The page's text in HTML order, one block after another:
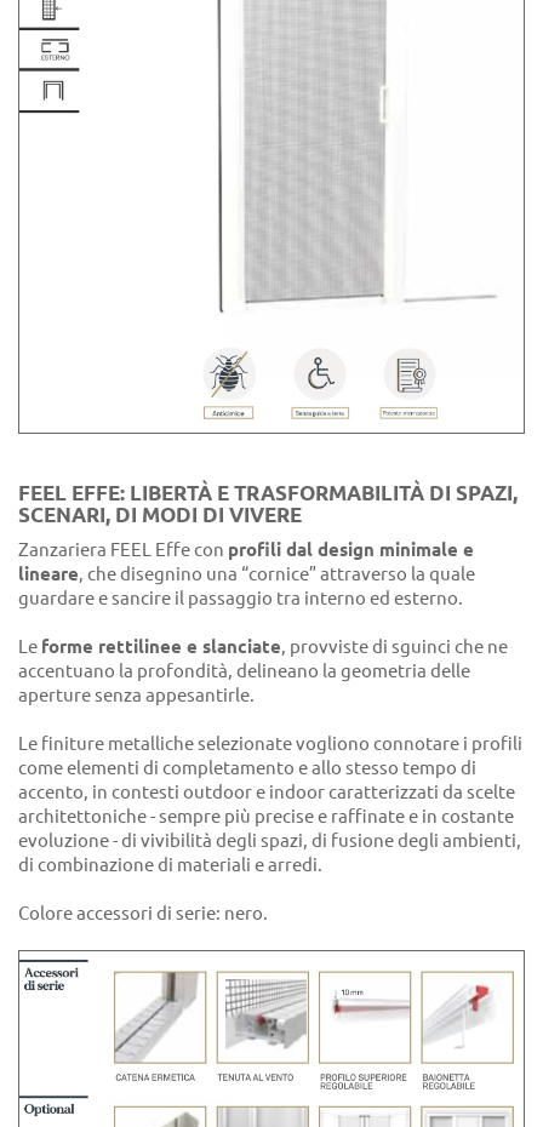
FEEL EFFE: LIBERTÀ E TRASFORMABILITÀ DI SPAZI,
SCENARI, DI MODI DI VIVERE
Zanzariera FEEL Effe con profili dal design minimale e
lineare, che disegnino una “cornice” attraverso la quale
guardare e sancire il passaggio tra interno ed esterno.
Le forme rettilinee e slanciate, provviste di sguinci che ne
accentuano la profondità, delineano la geometria delle
aperture senza appesantirle.
Le finiture metalliche selezionate vogliono connotare i profili
come elementi di completamento e allo stesso tempo di
accento, in contesti outdoor e indoor caratterizzati da scelte
architettoniche - sempre più precise e raffinate e in costante
evoluzione - di vivibilità degli spazi, di fusione degli ambienti,
di combinazione di materiali e arredi.
Colore accessori di serie: nero.